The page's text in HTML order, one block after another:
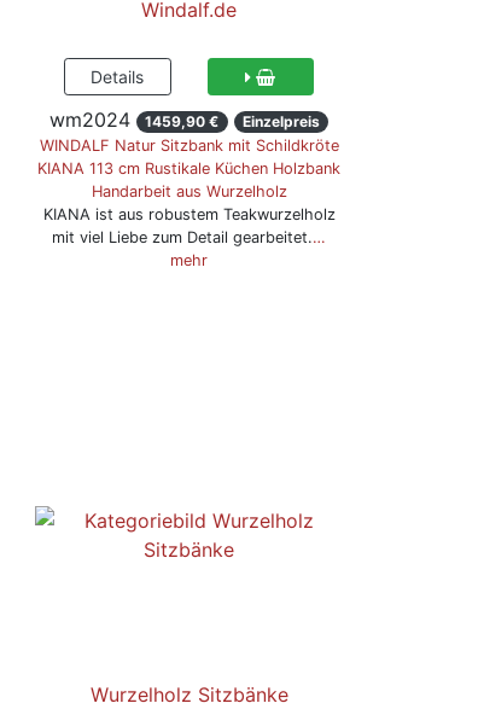
wm2024 1459,90 €
Einzelpreis
WINDALF Natur Sitzbank mit Schildkröte
KIANA 113 cm Rustikale Küchen Holzbank
Handarbeit aus Wurzelholz
KIANA ist aus robustem Teakwurzelholz
mit viel Liebe zum Detail gearbeitet.…
mehr
Wurzelholz Sitzbänke